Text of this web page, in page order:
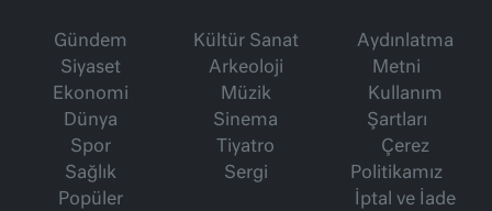
Gündem
Siyaset
Ekonomi
Dünya
Spor
Sağlık
Popüler
Kültür Sanat
Arkeoloji
Müzik
Sinema
Tiyatro
Sergi
Aydınlatma
Metni
Kullanım
Şartları
Çerez
Politikamız
İptal ve İade